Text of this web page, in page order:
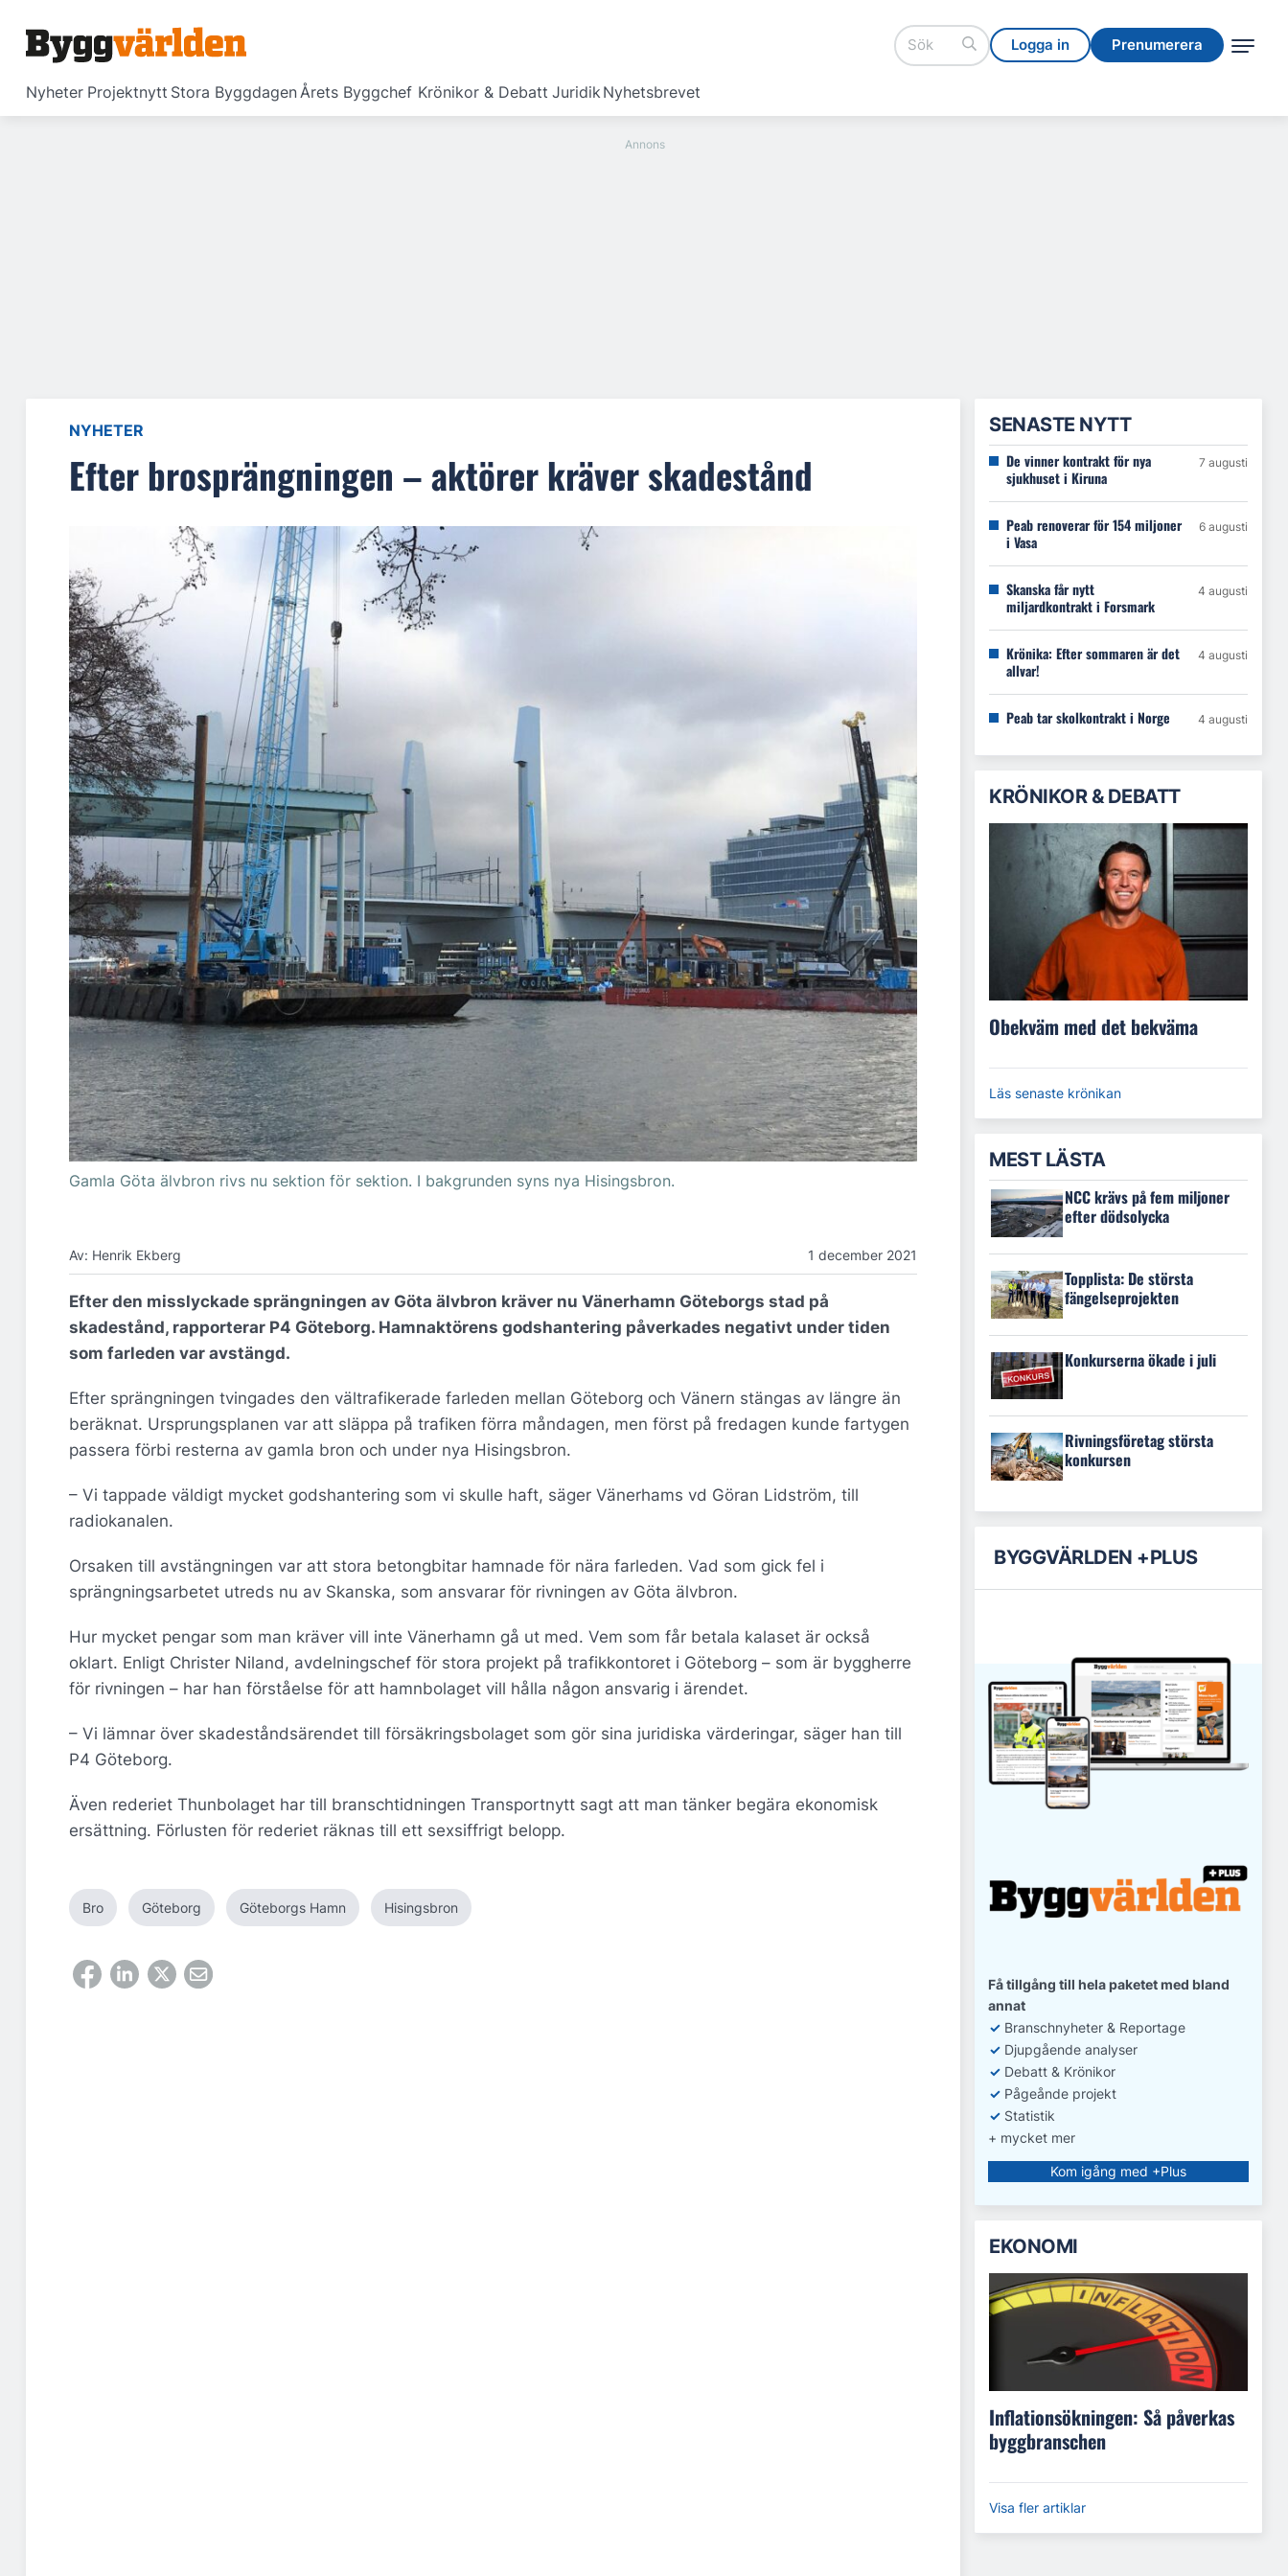
Logga in Prenumerera
Nyheter Projektnytt Stora ByggdagenÅrets Byggchef Krönikor & Debatt JuridikNyhetsbrevet
Logga in Prenumerera
NYHETER
Efter brosprängningen – aktörer kräver skadestånd
Gamla Göta älvbron rivs nu sektion för sektion. I bakgrunden syns nya Hisingsbron.
Av: Henrik Ekberg 1 december 2021
Efter den misslyckade sprängningen av Göta älvbron kräver nu Vänerhamn Göteborgs stad på
skadestånd, rapporterar P4 Göteborg. Hamnaktörens godshantering påverkades negativt under tiden
som farleden var avstängd.
Efter sprängningen tvingades den vältrafikerade farleden mellan Göteborg och Vänern stängas av längre än
beräknat. Ursprungsplanen var att släppa på trafiken förra måndagen, men först på fredagen kunde fartygen
passera förbi resterna av gamla bron och under nya Hisingsbron.
– Vi tappade väldigt mycket godshantering som vi skulle haft, säger Vänerhams vd Göran Lidström, till
radiokanalen.
Orsaken till avstängningen var att stora betongbitar hamnade för nära farleden. Vad som gick fel i
sprängningsarbetet utreds nu av Skanska, som ansvarar för rivningen av Göta älvbron.
Hur mycket pengar som man kräver vill inte Vänerhamn gå ut med. Vem som får betala kalaset är också
oklart. Enligt Christer Niland, avdelningschef för stora projekt på trafikkontoret i Göteborg – som är byggherre
för rivningen – har han förståelse för att hamnbolaget vill hålla någon ansvarig i ärendet.
– Vi lämnar över skadeståndsärendet till försäkringsbolaget som gör sina juridiska värderingar, säger han till
P4 Göteborg.
Även rederiet Thunbolaget har till branschtidningen Transportnytt sagt att man tänker begära ekonomisk
ersättning. Förlusten för rederiet räknas till ett sexsiffrigt belopp.
Bro Göteborg Göteborgs Hamn Hisingsbron
SENASTE NYTT
De vinner kontrakt för nya
sjukhuset i Kiruna
7 augusti
Peab renoverar för 154 miljoner
i Vasa
6 augusti
Skanska får nytt
miljardkontrakt i Forsmark
4 augusti
Krönika: Efter sommaren är det
allvar!
4 augusti
Peab tar skolkontrakt i Norge 4 augusti
KRÖNIKOR & DEBATT
Obekväm med det bekväma
Läs senaste krönikan
MEST LÄSTA
NCC krävs på fem miljoner
efter dödsolycka
Topplista: De största
fängelseprojekten
Konkurserna ökade i juli
Rivningsföretag största
konkursen
BYGGVÄRLDEN +PLUS
Få tillgång till hela paketet med bland
annat
✓ Branschnyheter & Reportage
✓ Djupgående analyser
✓ Debatt & Krönikor
✓ Pågeånde projekt
✓ Statistik
+ mycket mer
Kom igång med +Plus
EKONOMI
Inflationsökningen: Så påverkas
byggbranschen
Visa fler artiklar